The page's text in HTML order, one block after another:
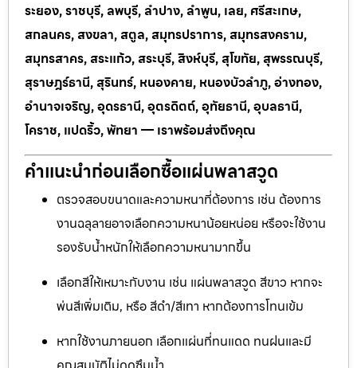
ระยอง, ราชบุรี, ลพบุรี, ลำปาง, ลำพูน, เลย, ศรีสะเกษ,
สกลนคร, สงขลา, สตูล, สมุทรปราการ, สมุทรสงคราม,
สมุทรสาคร, สระแก้ว, สระบุรี, สิงห์บุรี, สุโขทัย, สุพรรณบุรี,
สุราษฎร์ธานี, สุรินทร์, หนองคาย, หนองบัวลำภู, อ่างทอง,
อำนาจเจริญ, อุดรธานี, อุตรดิตถ์, อุทัยธานี, อุบลธานี,
โคราช, แปดริ้ว, พัทยา — เราพร้อมส่งถึงคุณ
คำแนะนำก่อนเลือกซื้อแผ่นพลาสวูด
ตรวจสอบขนาดและความหนาที่ต้องการ เช่น ต้องการ
งานฉลุลายอาจเลือกความหนาน้อยหน่อย หรือจะใช้งาน
รองรับน้ำหนักให้เลือกความหนามากขึ้น
เลือกสีให้เหมาะกับงาน เช่น แผ่นพลาสวูด สีขาว หากจะ
พ่นสีเพิ่มเติม, หรือ สีดำ/สีเทา หากต้องการโทนเข้ม
หากใช้งานภายนอก เลือกแผ่นที่ทนแดด ทนฝนและมี